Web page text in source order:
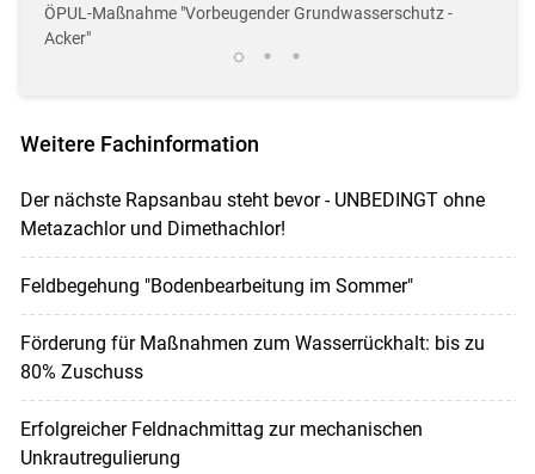
ÖPUL-Maßnahme "Vorbeugender Grundwasserschutz -
Acker"
Weitere Fachinformation
Der nächste Rapsanbau steht bevor - UNBEDINGT ohne
Metazachlor und Dimethachlor!
Feldbegehung "Bodenbearbeitung im Sommer"
Förderung für Maßnahmen zum Wasserrückhalt: bis zu
80% Zuschuss
Erfolgreicher Feldnachmittag zur mechanischen
Unkrautregulierung